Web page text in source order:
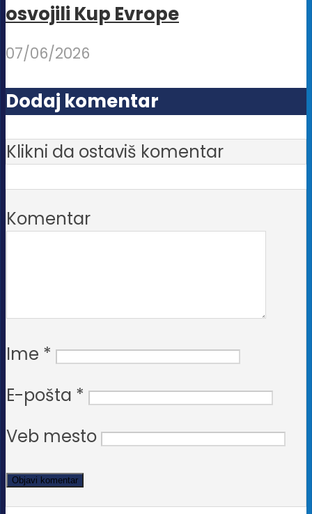
osvojili Kup Evrope
07/06/2026
Dodaj komentar
Klikni da ostaviš komentar
Komentar
Ime *
E-pošta *
Veb mesto